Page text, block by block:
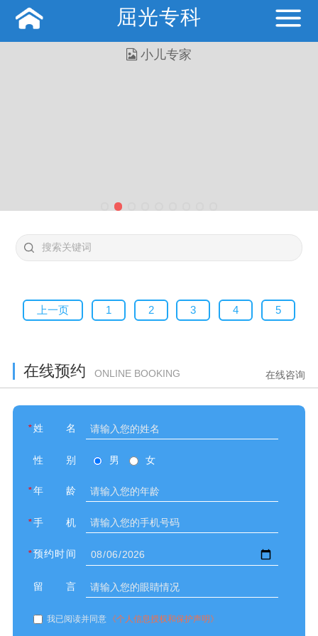
屈光专科
上一页 1 2 3 4 5
在线预约 ONLINE BOOKING 在线咨询
* 姓名
性别 男 女
* 年龄
* 手机
* 预约时间
留言
我已阅读并同意 《个人信息授权和保护声明》